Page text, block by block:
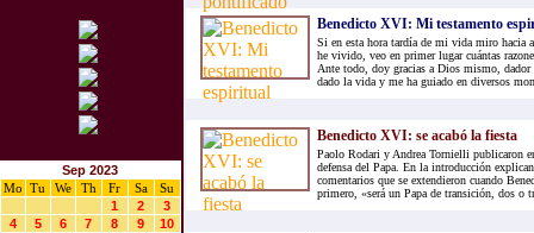
Sep 2023
Mo
Tu We Th Fr Sa
Su
1
2
3
4
5 6 7 8 9
10
Benedicto XVI: Mi testamento
Si en esta hora tardía de mi vida miro hacia
he vivido, veo en primer lugar cuántas
Ante todo, doy gracias a Dios mismo, dador
dado la vida y me ha guiado en diversos
Benedicto XVI: se acabó la fiesta
Paolo Rodari y Andrea Tornielli publicaron
defensa del Papa. En la introducción
comentarios que se extendieron cuando
primero, «será un Papa de transición, dos o